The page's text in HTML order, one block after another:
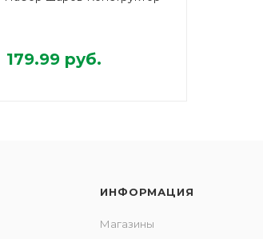
179.99 руб.
ИНФОРМАЦИЯ
Магазины